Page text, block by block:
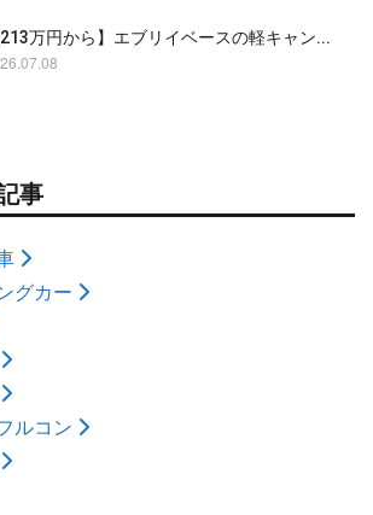
213万円から】エブリイベースの軽キャン...
事
グカー
ルコン